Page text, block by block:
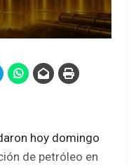
hoy domingo
de petróleo en